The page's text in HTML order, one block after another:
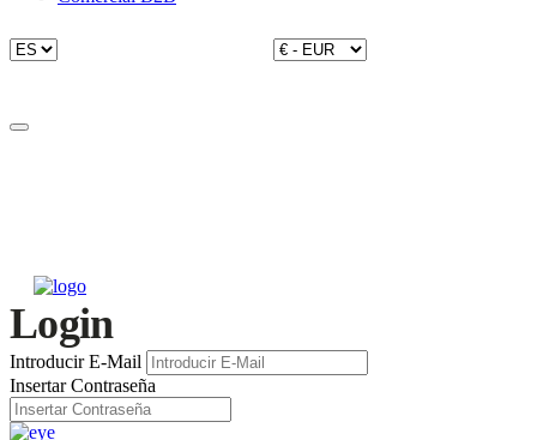
Login
Introducir E-Mail
Insertar Contraseña